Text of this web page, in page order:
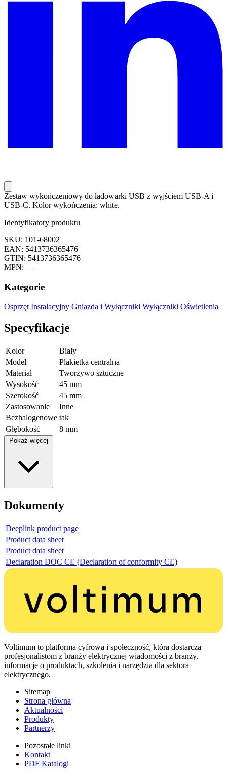
Zestaw wykończeniowy do ładowarki USB z wyjściem USB-A i
USB-C. Kolor wykończenia: white.
Identyfikatory produktu
SKU: 101-68002
EAN: 5413736365476
GTIN: 5413736365476
MPN: —
Kategorie
Osprzęt Instalacyjny Gniazda i Wyłączniki Wyłączniki Oświetlenia
Specyfikacje
Kolor
Biały
Model
Plakietka centralna
Materiał
Tworzywo sztuczne
Wysokość
45 mm
Szerokość
45 mm
Zastosowanie
Inne
Bezhalogenowe tak
Głębokość
8 mm
Pokaż więcej
Dokumenty
Deeplink product page
Product data sheet
Product data sheet
Declaration DOC CE (Declaration of conformity CE)
Voltimum to platforma cyfrowa i społeczność, która dostarcza
profesjonalistom z branży elektrycznej wiadomości z branży,
informacje o produktach, szkolenia i narzędzia dla sektora
elektrycznego.
Sitemap
Strona główna
Aktualności
Produkty
Partnerzy
Pozostałe linki
Kontakt
PDF Katalogi